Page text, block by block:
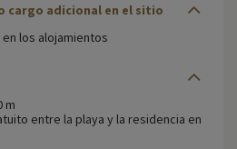
cargo adicional en el sitio
los alojamientos
m
entre la playa y la residencia en